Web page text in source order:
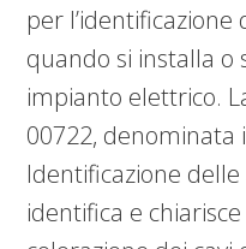
per
quando si installa o
impianto elettrico.
00722, denominata
Identificazione delle
identifica e